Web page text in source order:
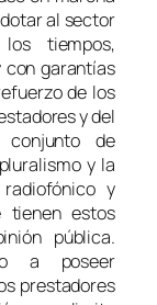
al sector
tiempos,
con garantías
de los
y del
de
y la
y
tienen estos
pública.
a poseer
prestadores